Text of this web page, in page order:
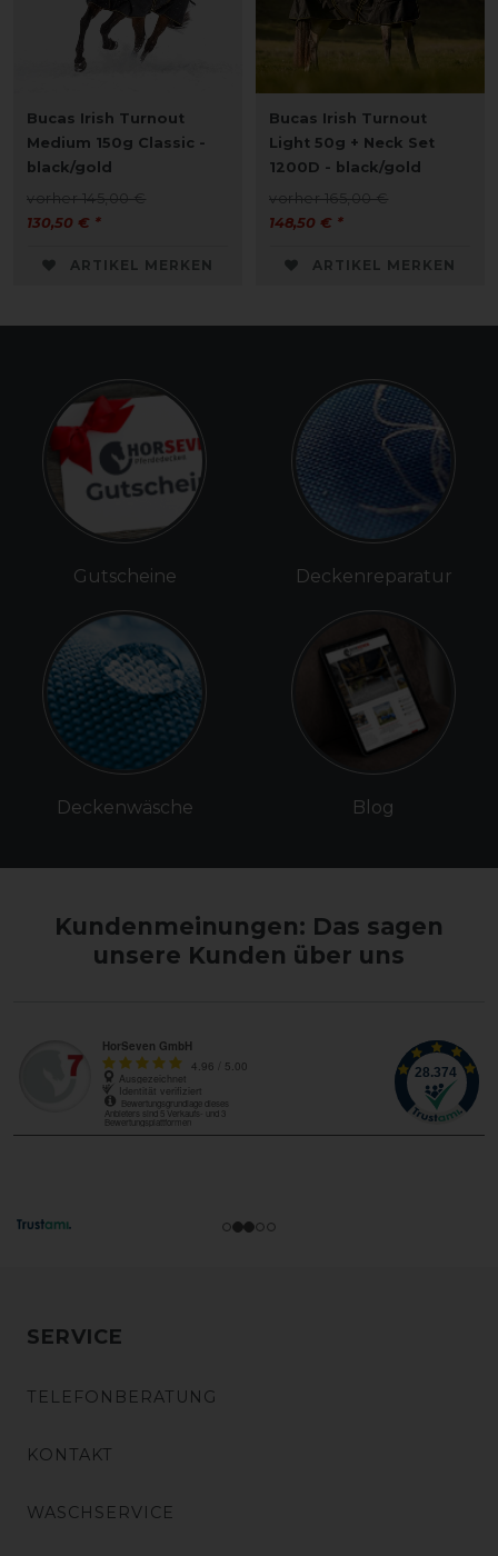
Bucas Irish Turnout
Medium 150g Classic -
black/gold
vorher 145,00 €
130,50 € *
ARTIKEL MERKEN
Bucas Irish Turnout
Light 50g + Neck Set
1200D - black/gold
vorher 165,00 €
148,50 € *
ARTIKEL MERKEN
Gutscheine
Deckenwäsche
Deckenreparatur
Blog
Kundenmeinungen: Das sagen
unsere Kunden über uns
SERVICE
TELEFONBERATUNG
KONTAKT
WASCHSERVICE